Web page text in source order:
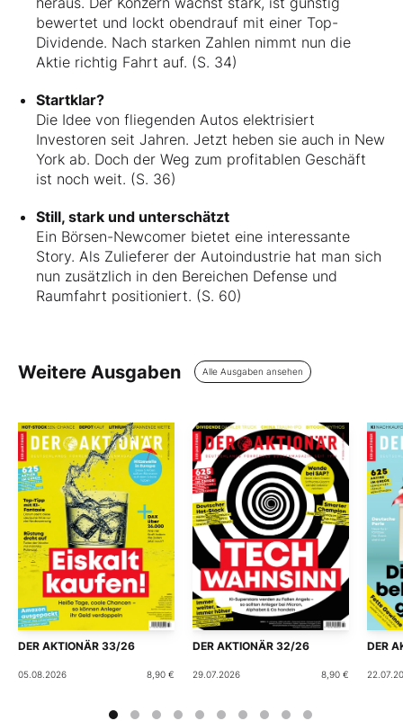
bewertet und lockt obendrauf mit einer Top-
Dividende. Nach starken Zahlen nimmt nun die
Aktie richtig Fahrt auf. (S. 34)
Startklar?
Die Idee von fliegenden Autos elektrisiert
Investoren seit Jahren. Jetzt heben sie auch in New
York ab. Doch der Weg zum profitablen Geschäft
ist noch weit. (S. 36)
Still, stark und unterschätzt
Ein Börsen-Newcomer bietet eine interessante
Story. Als Zulieferer der Autoindustrie hat man sich
nun zusätzlich in den Bereichen Defense und
Raumfahrt positioniert. (S. 60)
Weitere Ausgaben Alle Ausgaben ansehen
DER AKTIONÄR 33/26
05.08.2026 8,90 €
DER AKTIONÄR 32/26
29.07.2026 8,90 €
DER